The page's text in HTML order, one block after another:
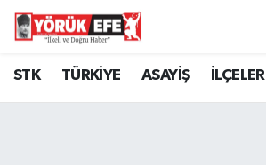
STK TÜRKİYE ASAYİŞ İLÇELER
Aydın Nöbetçi Eczaneler